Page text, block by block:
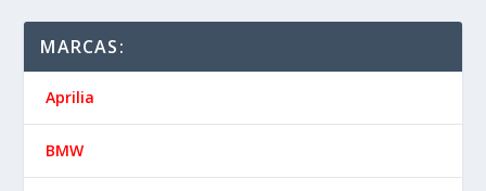
MARCAS:
Aprilia
BMW